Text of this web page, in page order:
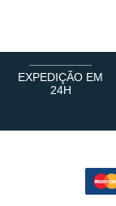
EXPEDIÇÃO EM
24H